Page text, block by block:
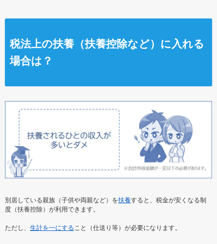
税法上の扶養（扶養控除など）に入れる
場合は？
別居している親族（子供や両親など）を扶養すると、税金が安くなる制
度（扶養控除）が利用できます。
ただし、 生計を一にする こと（仕送り等）が必要になります。